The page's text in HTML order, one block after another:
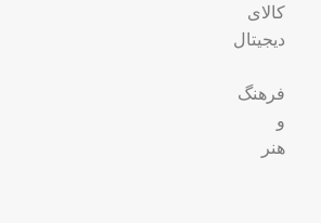
کالای
دیجیتال
فرهنگ
و
هنر